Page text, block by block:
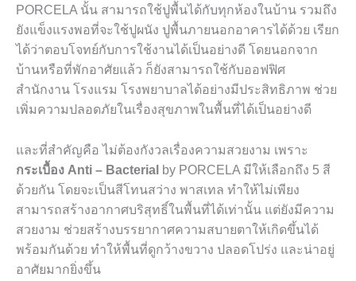
PORCELA นั้น สามารถใช้ปูพื้นได้กับทุกห้องในบ้าน รวมถึง
ยังแข็งแรงพอที่จะใช้ปูผนัง ปูพื้นภายนอกอาคารได้ด้วย เรียก
ได้ว่าตอบโจทย์กับการใช้งานได้เป็นอย่างดี โดยนอกจาก
บ้านหรือที่พักอาศัยแล้ว ก็ยังสามารถใช้กับออฟฟิศ
สำนักงาน โรงแรม โรงพยาบาลได้อย่างมีประสิทธิภาพ ช่วย
เพิ่มความปลอดภัยในเรื่องสุขภาพในพื้นที่ได้เป็นอย่างดี
และที่สำคัญคือ ไม่ต้องกังวลเรื่องความสวยงาม เพราะ
กระเบื้อง Anti – Bacterial by PORCELA มีให้เลือกถึง 5 สี
ด้วยกัน โดยจะเป็นสีโทนสว่าง พาสเทล ทำให้ไม่เพียง
สามารถสร้างอากาศบริสุทธิ์ในพื้นที่ได้เท่านั้น แต่ยังมีความ
สวยงาม ช่วยสร้างบรรยากาศความสบายตาให้เกิดขึ้นได้
พร้อมกันด้วย ทำให้พื้นที่ดูกว้างขวาง ปลอดโปร่ง และน่าอยู่
อาศัยมากยิ่งขึ้น